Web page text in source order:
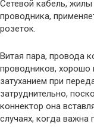
Сетевой кабель,
проводника,
розеток.
Витая пара, провода
проводников, хорошо
затуханием при
затруднительно,
коннектор она
случаях, когда важна